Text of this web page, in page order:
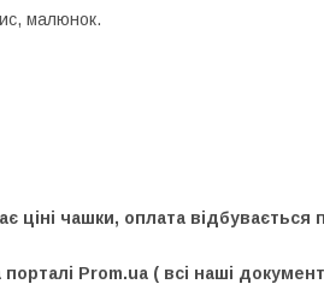
малюнок.
ціні чашки, оплата відбувається
Prom.ua ( всі наші